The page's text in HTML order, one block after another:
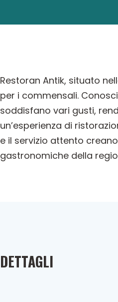
Restoran Antik, situato
per i commensali.
soddisfano vari gusti,
un’esperienza di
e il servizio attento
gastronomiche della
DETTAGLI